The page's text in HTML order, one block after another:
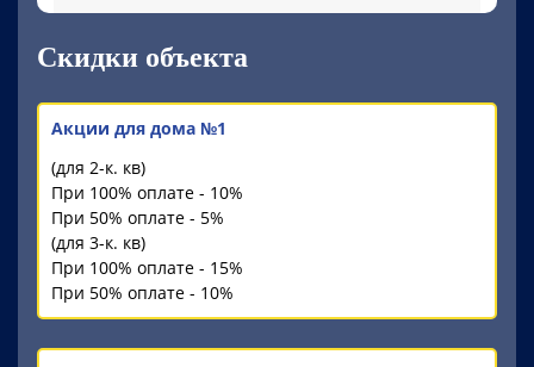
Скидки объекта
Акции для дома №1
(для 2-к. кв)
При 100% оплате - 10%
При 50% оплате - 5%
(для 3-к. кв)
При 100% оплате - 15%
При 50% оплате - 10%